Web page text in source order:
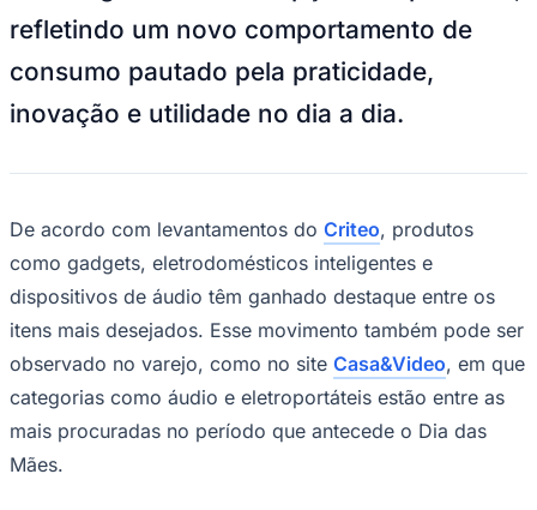
refletindo um novo comportamento de
consumo pautado pela praticidade,
inovação e utilidade no dia a dia.
De acordo com levantamentos do Criteo, produtos
como gadgets, eletrodomésticos inteligentes e
dispositivos de áudio têm ganhado destaque entre os
itens mais desejados. Esse movimento também pode ser
observado no varejo, como no site Casa&Video, em que
categorias como áudio e eletroportáteis estão entre as
mais procuradas no período que antecede o Dia das
Mães.